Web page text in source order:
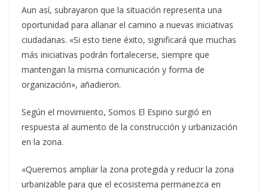
Aun así, subrayaron que la situación representa una
oportunidad para allanar el camino a nuevas iniciativas
ciudadanas. «Si esto tiene éxito, significará que muchas
más iniciativas podrán fortalecerse, siempre que
mantengan la misma comunicación y forma de
organización», añadieron.
Según el movimiento, Somos El Espino surgió en
respuesta al aumento de la construcción y urbanización
en la zona.
«Queremos ampliar la zona protegida y reducir la zona
urbanizable para que el ecosistema permanezca en